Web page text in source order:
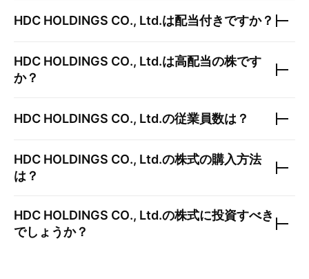
HDC HOLDINGS CO., Ltd.は配当付きですか？
HDC HOLDINGS CO., Ltd.は高配当の株です
か？
HDC HOLDINGS CO., Ltd.の従業員数は？
HDC HOLDINGS CO., Ltd.の株式の購入方法
は？
HDC HOLDINGS CO., Ltd.の株式に投資すべき
でしょうか？